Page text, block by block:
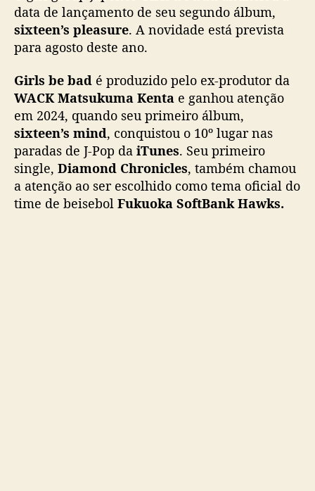
u
G
i
r
l
s
b
b
a
data de lançamento de seu segundo álbum,
sixteen’s pleasure. A novidade está prevista
para agosto deste ano.
Girls be bad é produzido pelo ex-produtor da
WACK Matsukuma Kenta e ganhou atenção
em 2024, quando seu primeiro álbum,
sixteen’s mind, conquistou o 10º lugar nas
paradas de J-Pop da iTunes. Seu primeiro
single, Diamond Chronicles, também chamou
a atenção ao ser escolhido como tema oficial do
time de beisebol Fukuoka SoftBank Hawks.